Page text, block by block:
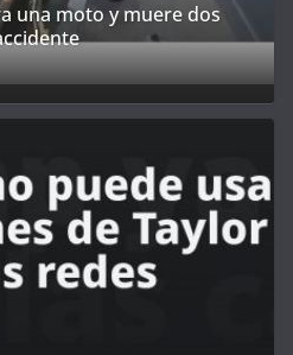
una moto y muere dos